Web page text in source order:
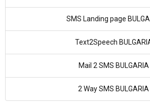
SMS Landing page
Text2Speech
Mail 2 SMS BULGARIA
2 Way SMS BULGARIA